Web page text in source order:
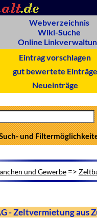
Webverzeichnis
Wiki-Suche
Online
Eintrag vorschlagen
gut bewertete Einträge
Neueinträge
und
und Gewerbe=>
- Zeltvermietung aus